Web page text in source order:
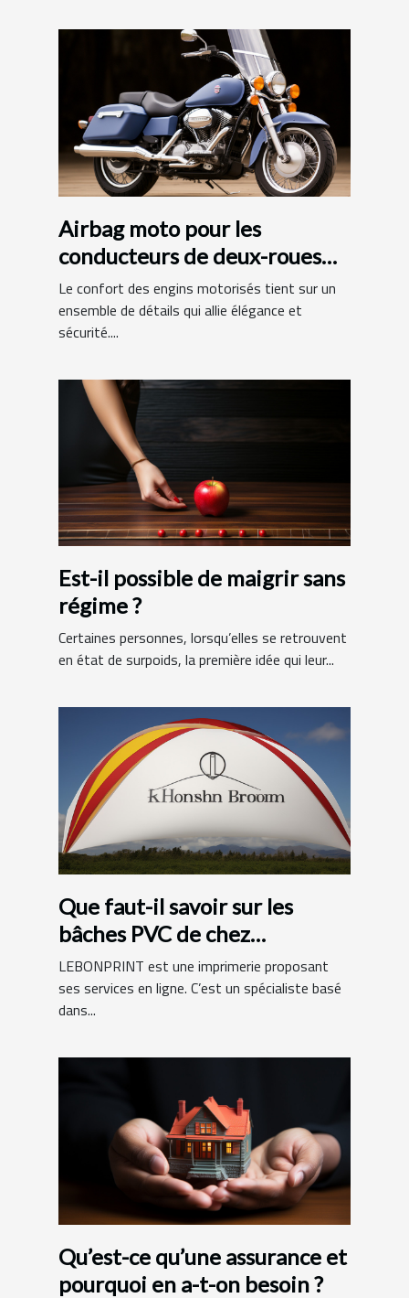
Airbag moto pour les
conducteurs de deux-roues
motorisés : quels avantages?
Le confort des engins motorisés tient sur un
ensemble de détails qui allie élégance et
sécurité....
Est-il possible de maigrir sans
régime ?
Certaines personnes, lorsqu’elles se retrouvent
en état de surpoids, la première idée qui leur...
Que faut-il savoir sur les
bâches PVC de chez
LEBONPRINT ?
LEBONPRINT est une imprimerie proposant
ses services en ligne. C’est un spécialiste basé
dans...
Qu’est-ce qu’une assurance et
pourquoi en a-t-on besoin ?